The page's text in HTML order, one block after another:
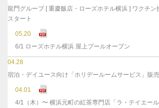
龍門グループ [ 重慶飯店・ローズホテル横浜 ] ワクチン
スタート
05.20
6/1 ローズホテル横浜 屋上プールオープン
04.28
宿泊・デイユース向け「ホリデールームサービス」販売
04.01
4/1（木）〜 横浜元町の紅茶専門店「ラ・テイエー